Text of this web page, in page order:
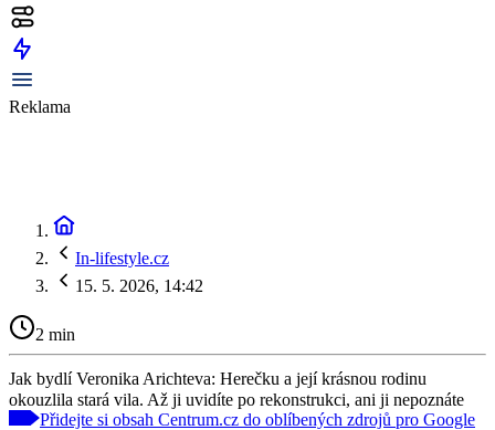
Reklama
In-lifestyle.cz
15. 5. 2026, 14:42
2 min
Jak bydlí Veronika Arichteva: Herečku a její krásnou rodinu
okouzlila stará vila. Až ji uvidíte po rekonstrukci, ani ji nepoznáte
Přidejte si obsah Centrum.cz do oblíbených zdrojů pro Google